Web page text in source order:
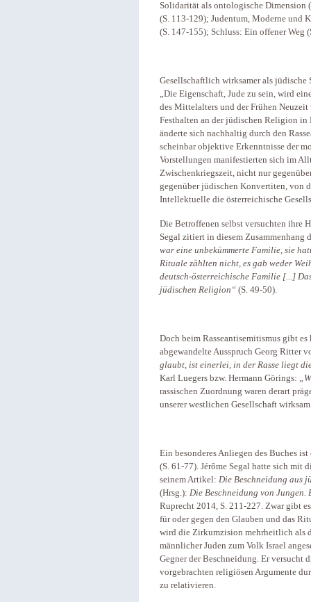
Solidarität als ontologische Dimension
(S. 113-129); Judentum, Moderne und
(S. 147-155); Schluss: Ein offener Weg
Gesellschaftlich wirksamer als
„Die Eigenschaft, Jude zu sein, wird
des Mittelalters und der Frühen
Festhalten an der jüdischen Religion
änderte sich nachhaltig durch den
scheinbar objektive Erkenntnisse der
Vorstellungen manifestierten sich im
Zwischenkriegszeit, nicht nur
gegenüber jüdischen Konvertiten, von
Intellektuelle die österreichische
Die Betroffenen selbst versuchten ihre
Segal zitiert in diesem
war eine unbekümmerte Familie, sie
Rituale zählten nicht, es gab weder
deutsch-österreichische Familie [...]
jüdischen Religion“ (S. 49-50).
Doch beim Rasseantisemitismus gibt
abgewandelte Ausspruch Georg Ritter
glaubt, ist einerlei, in der Rasse liegt
Karl Luegers bzw. Hermann Görings:
rassischen Zuordnung waren derart
unserer westlichen Gesellschaft
Ein besonderes Anliegen des Buches
(S. 61-77). Jérôme Segal hatte sich mit
seinem Artikel: Die Beschneidung aus
(Hrsg.): Die Beschneidung von Jungen.
Ruprecht 2014, S. 211-227. Zwar gibt
für oder gegen den Glauben und das
wird die Zirkumzision mehrheitlich als
männlicher Juden zum Volk Israel
Gegner der Beschneidung. Er
vorgebrachten religiösen Argumente
zu relativieren.